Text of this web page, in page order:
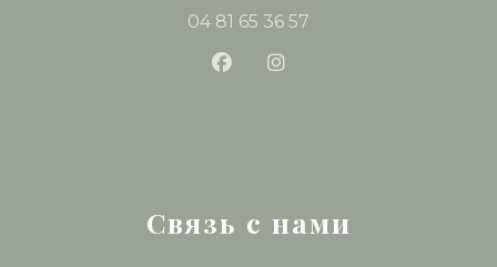
04 81 65 36 57
Facebook ((открывается в
Instagram
Связь с нами